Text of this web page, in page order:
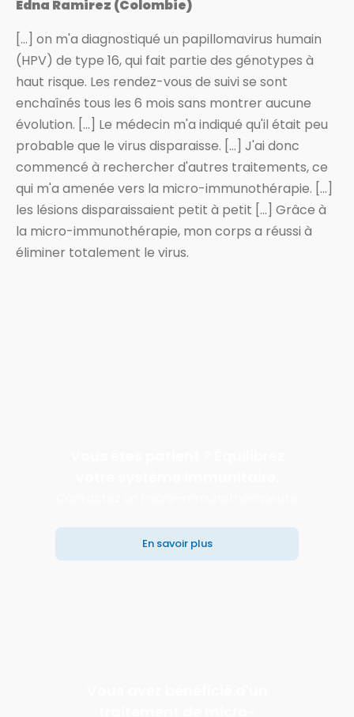
Edna Ramirez (Colombie)
[…] on m'a diagnostiqué un papillomavirus humain
(HPV) de type 16, qui fait partie des génotypes à
haut risque. Les rendez-vous de suivi se sont
enchaînés tous les 6 mois sans montrer aucune
évolution. […] Le médecin m'a indiqué qu'il était peu
probable que le virus disparaisse. […] J'ai donc
commencé à rechercher d'autres traitements, ce
qui m'a amenée vers la micro-immunothérapie. […]
les lésions disparaissaient petit à petit […] Grâce à
la micro-immunothérapie, mon corps a réussi à
éliminer totalement le virus.
En savoir plus